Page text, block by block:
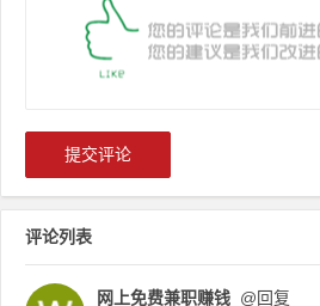
评论列表
网上免费兼职赚钱 @回复